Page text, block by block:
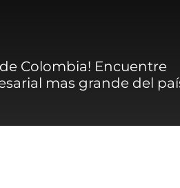
Colombia! Encuentre
mas grande del